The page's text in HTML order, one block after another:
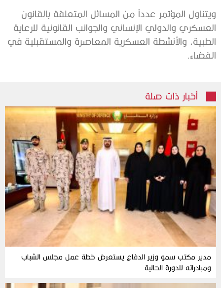
ويتناول المؤتمر عدداً من المسائل المتعلقة بالقانون
العسكري والدولي الإنساني والجوانب القانونية للرعاية
الطبية، والأنشطة العسكرية المعاصرة والمستقبلية في
الفضاء.
أخبار ذات صلة
مدير مكتب سمو وزير الدفاع يستعرض خطة عمل مجلس الشباب
ومبادراته للدورة الحالية